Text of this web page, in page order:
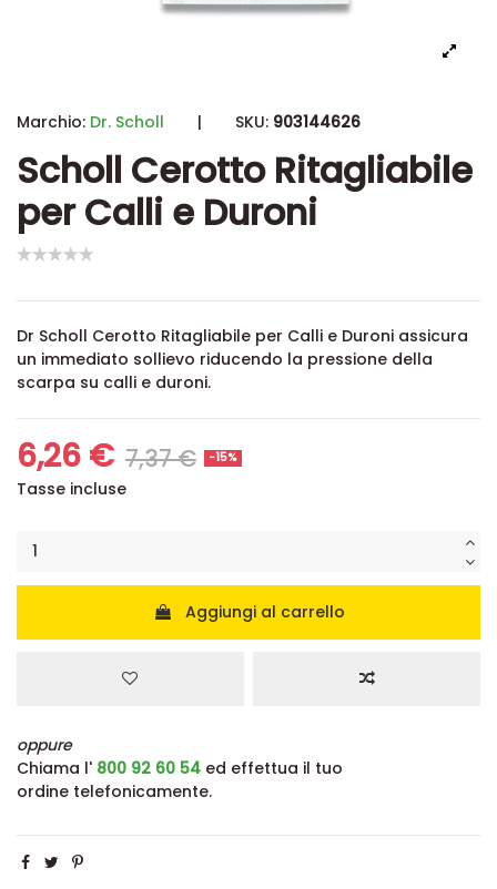
Marchio: Dr. Scholl | SKU: 903144626
Scholl Cerotto Ritagliabile
per Calli e Duroni
Dr Scholl Cerotto Ritagliabile per Calli e Duroni assicura
un immediato sollievo riducendo la pressione della
scarpa su calli e duroni.
6,26 € 7,37 € -15%
Tasse incluse
Aggiungi al carrello
oppure
Chiama l' 800 92 60 54 ed effettua il tuo
ordine telefonicamente.